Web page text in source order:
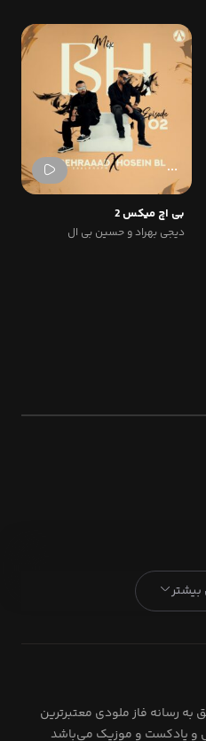
بی اچ میکس 2
دیجی بهراد و حسین بی ال
رسانه فاز ملودی معتبرترین
و پادکست و موزیک می‌باشد